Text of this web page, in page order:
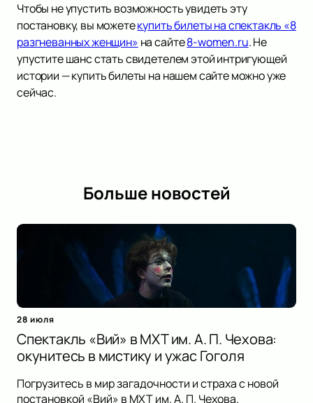
Чтобы не упустить возможность увидеть эту
постановку, вы можетекупить билеты на спектакль «8
разгневанных женщин» на сайте8-women.ru. Не
упустите шанс стать свидетелем этой интригующей
истории — купить билеты на нашем сайте можно уже
сейчас.
Больше новостей
28 июля
Спектакль «Вий» в МХТ им. А. П. Чехова:
окунитесь в мистику и ужас Гоголя
Погрузитесь в мир загадочности и страха с новой
постановкой «Вий» в МХТ им. А. П. Чехова.